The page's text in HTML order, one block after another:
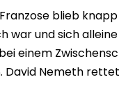
blieb
war und sich
einem
David Nemeth